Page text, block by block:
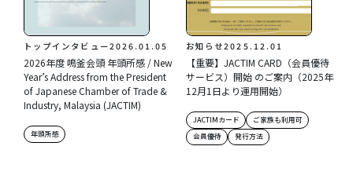
トップインタビュー2026.01.05
2026年度 鳴釜会頭 年頭所感 / New
Year’s Address from the President
of Japanese Chamber of Trade &
Industry, Malaysia (JACTIM)
年頭所感
お知らせ2025.12.01
【重要】JACTIM CARD（会員優待
サービス）開始 のご案内（2025年
12月1日より運用開始）
JACTIMカード
ご家族も利用可
会員優待
発行方法